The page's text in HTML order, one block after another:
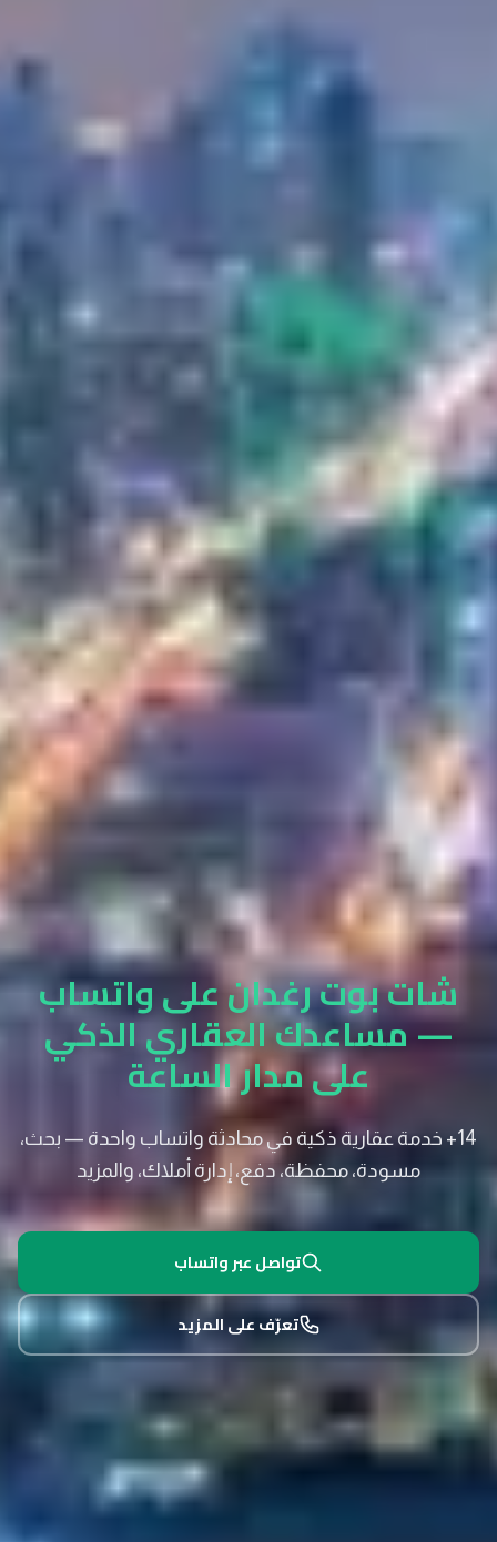
شات بوت رغدان على واتساب
— مساعدك العقاري الذكي
على مدار الساعة
14+ خدمة عقارية ذكية في محادثة واتساب واحدة — بحث،
مسودة، محفظة، دفع، إدارة أملاك، والمزيد
تواصل عبر واتساب
تعرّف على المزيد